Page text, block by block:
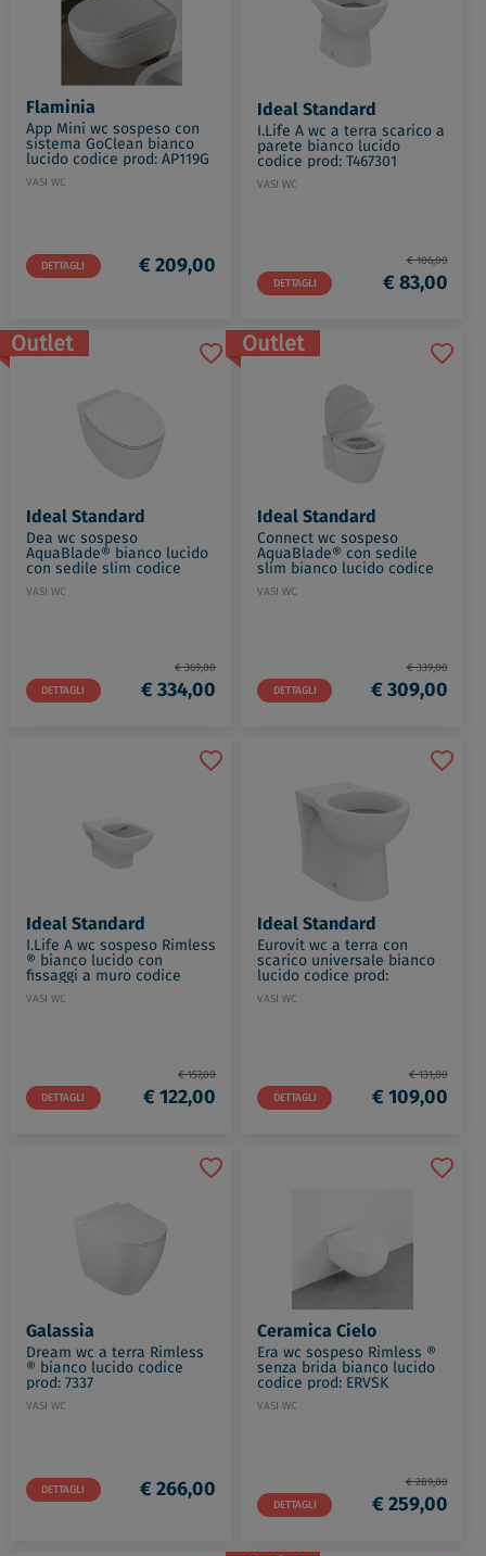
Flaminia
App Mini wc sospeso con
sistema GoClean bianco
lucido codice prod: AP119G
VASI WC
DETTAGLI € 209,00
Ideal Standard
I.Life A wc a terra scarico a
parete bianco lucido
codice prod: T467301
VASI WC
DETTAGLI
€ 106,00
€ 83,00
Outlet
Ideal Standard
Dea wc sospeso
AquaBlade® bianco lucido
con sedile slim codice
prod: T348701
VASI WC
DETTAGLI
€ 369,00
€ 334,00
Outlet
Ideal Standard
Connect wc sospeso
AquaBlade® con sedile
slim bianco lucido codice
prod: E049301
VASI WC
DETTAGLI
€ 339,00
€ 309,00
Ideal Standard
I.Life A wc sospeso Rimless
® bianco lucido con
fissaggi a muro codice
prod: T468001
VASI WC
DETTAGLI
€ 157,00
€ 122,00
Ideal Standard
Eurovit wc a terra con
scarico universale bianco
lucido codice prod:
W330401
VASI WC
DETTAGLI
€ 131,00
€ 109,00
Galassia
Dream wc a terra Rimless
® bianco lucido codice
prod: 7337
VASI WC
DETTAGLI € 266,00
Ceramica Cielo
Era wc sospeso Rimless ®
senza brida bianco lucido
codice prod: ERVSK
VASI WC
DETTAGLI
€ 289,00
€ 259,00